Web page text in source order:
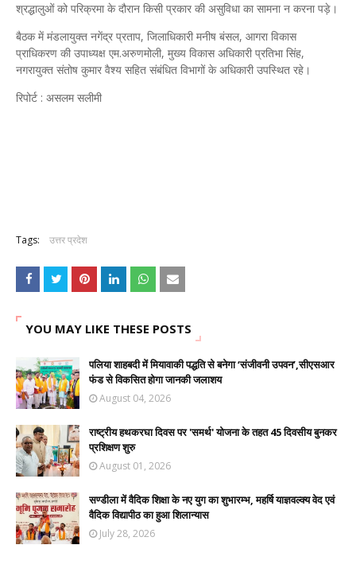
श्रद्धालुओं को परिक्रमा के दौरान किसी प्रकार की असुविधा का सामना न करना पड़े।
बैठक में मंडलायुक्त नगेंद्र प्रताप, जिलाधिकारी मनीष बंसल, आगरा विकास
प्राधिकरण की उपाध्यक्ष एम.अरुणमोली, मुख्य विकास अधिकारी प्रतिभा सिंह,
नगरायुक्त संतोष कुमार वैश्य सहित संबंधित विभागों के अधिकारी उपस्थित रहे।
रिपोर्ट : असलम सलीमी
Tags: उत्तर प्रदेश
YOU MAY LIKE THESE POSTS
पलिया शाहबदी में मियावाकी पद्धति से बनेगा ‘संजीवनी उपवन’,सीएसआर
फंड से विकसित होगा जानकी जलाशय
August 04, 2026
राष्ट्रीय हथकरघा दिवस पर 'समर्थ' योजना के तहत 45 दिवसीय बुनकर
प्रशिक्षण शुरु
August 01, 2026
सण्डीला में वैदिक शिक्षा के नए युग का शुभारम्भ, महर्षि याज्ञवल्क्य वेद एवं
वैदिक विद्यापीठ का हुआ शिलान्यास
July 28, 2026